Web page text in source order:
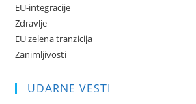
EU-integracije
Zdravlje
EU zelena tranzicija
Zanimljivosti
UDARNE VESTI